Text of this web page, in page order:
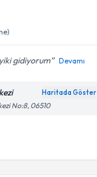
gidiyorum Devamı
Haritada Göster
No:8, 06510